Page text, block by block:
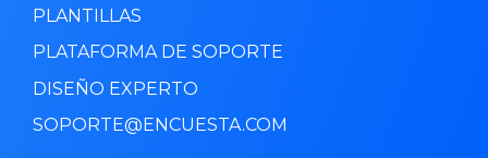
PLANTILLAS
PLATAFORMA DE SOPORTE
DISEÑO EXPERTO
SOPORTE@ENCUESTA.COM